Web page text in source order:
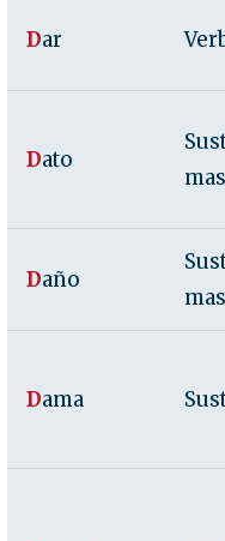
Dar
Dato
Daño
Dama